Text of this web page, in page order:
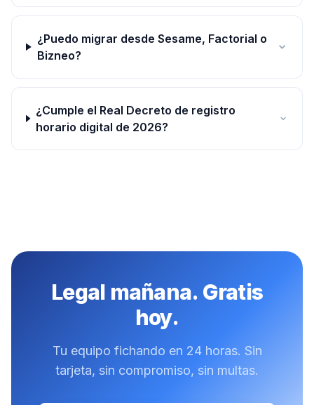
¿Puedo migrar desde Sesame, Factorial o
Bizneo?
¿Cumple el Real Decreto de registro
horario digital de 2026?
Legal mañana. Gratis
hoy.
Tu equipo fichando en 24 horas. Sin
tarjeta, sin compromiso, sin multas.